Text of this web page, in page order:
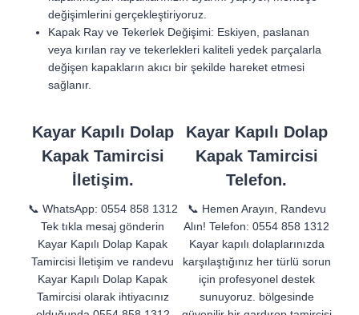
değişimlerini gerçekleştiriyoruz.
Kapak Ray ve Tekerlek Değişimi: Eskiyen, paslanan
veya kırılan ray ve tekerlekleri kaliteli yedek parçalarla
değişen kapakların akıcı bir şekilde hareket etmesi
sağlanır.
Kayar Kapılı Dolap
Kapak Tamircisi
İletişim.
📞 WhatsApp: 0554 858 1312
Tek tıkla mesaj gönderin
Kayar Kapılı Dolap Kapak
Tamircisi İletişim ve randevu
Kayar Kapılı Dolap Kapak
Tamircisi olarak ihtiyacınız
Kayar Kapılı Dolap
Kapak Tamircisi
Telefon.
📞 Hemen Arayın, Randevu
Alın! Telefon: 0554 858 1312
Kayar kapılı dolaplarınızda
karşılaştığınız her türlü sorun
için profesyonel destek
sunuyoruz. bölgesinde